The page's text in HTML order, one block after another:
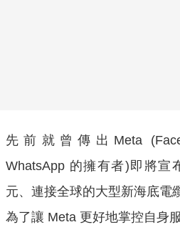
先前就曾傳出Meta
WhatsApp 的擁有者)即將宣
元、連接全球的大型新海底電
為了讓 Meta 更好地掌控自身